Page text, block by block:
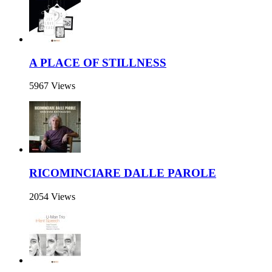
A PLACE OF STILLNESS
5967 Views
RICOMINCIARE DALLE PAROLE
2054 Views